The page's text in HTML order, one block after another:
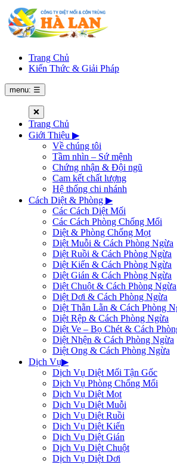
Trang Chủ
Kiến Thức & Giải Pháp
menu: ☰
❌
Trang Chủ
Giới Thiệu ▶
Về chúng tôi
Tầm nhìn – Sứ mệnh
Chứng nhận & Đội ngũ
Cam kết chất lượng
Hệ thống chi nhánh
Cách Diệt & Phòng ▶
Các Cách Diệt Mối
Các Cách Phòng Chống Mối
Diệt & Phòng Chống Mọt
Diệt Muỗi & Cách Phòng Ngừa
Diệt Ruồi & Cách Phòng Ngừa
Diệt Kiến & Cách Phòng Ngừa
Diệt Gián & Cách Phòng Ngừa
Diệt Chuột & Cách Phòng Ngừa
Diệt Dơi & Cách Phòng Ngừa
Diệt Thằn Lằn & Cách Phòng
Diệt Rệp & Cách Phòng Ngừa
Diệt Ve – Bọ Chét & Cách
Diệt Nhện & Cách Phòng Ngừa
Diệt Ong & Cách Phòng Ngừa
Dịch Vụ▶
Dịch Vụ Diệt Mối Tận Gốc
Dịch Vụ Phòng Chống Mối
Dịch Vụ Diệt Mọt
Dịch Vụ Diệt Muỗi
Dịch Vụ Diệt Ruồi
Dịch Vụ Diệt Kiến
Dịch Vụ Diệt Gián
Dịch Vụ Diệt Chuột
Dịch Vụ Diệt Dơi